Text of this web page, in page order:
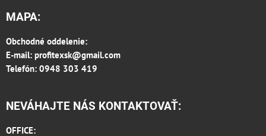
MAPA:
Obchodné oddelenie:
E-mail: profitexsk@gmail.com
Telefón: 0948 303 419
NEVÁHAJTE NÁS KONTAKTOVAŤ:
OFFICE: